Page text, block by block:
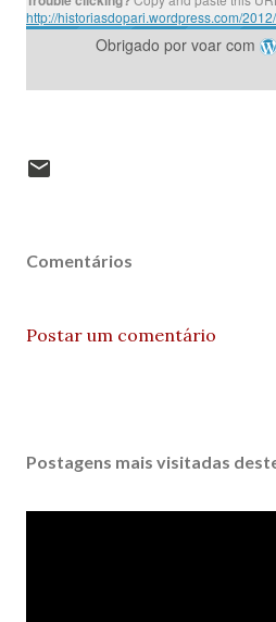
http://historiasdopari.wordpress.com/
Obrigado por voar com
Comentários
Postar um comentário
Postagens mais visitadas